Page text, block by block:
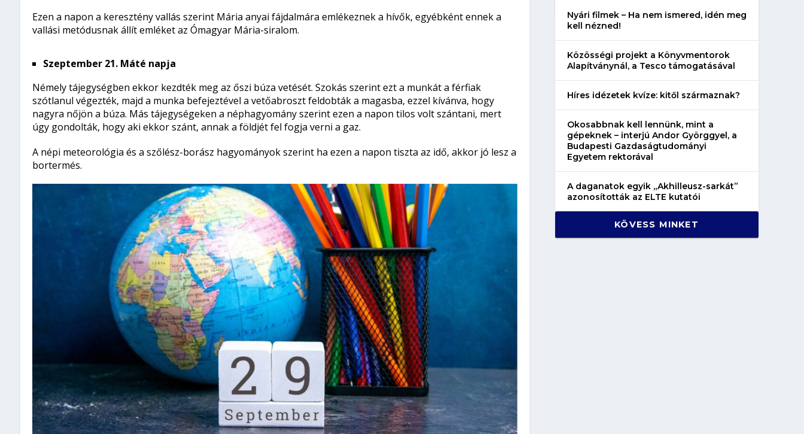
Ezen a napon a keresztény vallás szerint Mária anyai fájdalmára emlékeznek a hívők, egyébként ennek a
vallási metódusnak állít emléket az Ómagyar Mária-siralom.
Szeptember 21. Máté napja
Némely tájegységben ekkor kezdték meg az őszi búza vetését. Szokás szerint ezt a munkát a férfiak
szótlanul végezték, majd a munka befejeztével a vetőabroszt feldobták a magasba, ezzel kívánva, hogy
nagyra nőjön a búza. Más tájegységeken a néphagyomány szerint ezen a napon tilos volt szántani, mert
úgy gondolták, hogy aki ekkor szánt, annak a földjét fel fogja verni a gaz.
A népi meteorológia és a szőlész-borász hagyományok szerint ha ezen a napon tiszta az idő, akkor jó lesz a
bortermés.
Nyári filmek – Ha nem ismered, idén meg
kell nézned!
Közösségi projekt a Könyvmentorok
Alapítványnál, a Tesco támogatásával
Híres idézetek kvíze: kitől származnak?
Okosabbnak kell lennünk, mint a
gépeknek – interjú Andor Györggyel, a
Budapesti Gazdaságtudományi
Egyetem rektorával
A daganatok egyik „Akhilleusz-sarkát”
azonosították az ELTE kutatói
KÖVESS MINKET